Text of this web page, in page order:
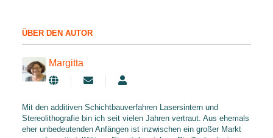
ÜBER DEN AUTOR
Margitta
Updates abonnieren
Mit den additiven Schichtbauverfahren Lasersintern und
Stereolithografie bin ich seit vielen Jahren vertraut. Aus ehemals
eher unbedeutenden Anfängen ist inzwischen ein großer Markt